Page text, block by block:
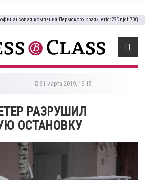
компания Пермского края», erid:2SDnjcfi73Q
31 марта 2019, 16:15
РАЗРУШИЛ
ОСТАНОВКУ